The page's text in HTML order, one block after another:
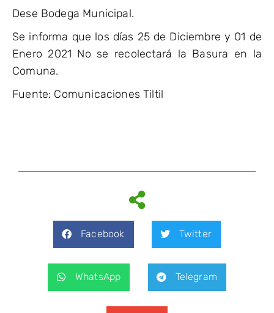
Dese Bodega Municipal.
Se informa que los días 25 de Diciembre y 01 de
Enero 2021 No se recolectará la Basura en la
Comuna.
Fuente: Comunicaciones Tiltil
Facebook Twitter
WhatsApp Telegram